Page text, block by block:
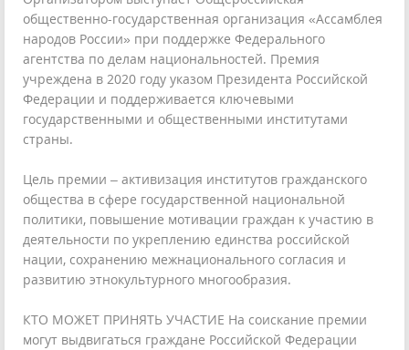
общественно-государственная организация «Ассамблея
народов России» при поддержке Федерального
агентства по делам национальностей. Премия
учреждена в 2020 году указом Президента Российской
Федерации и поддерживается ключевыми
государственными и общественными институтами
страны.
Цель премии – активизация институтов гражданского
общества в сфере государственной национальной
политики, повышение мотивации граждан к участию в
деятельности по укреплению единства российской
нации, сохранению межнационального согласия и
развитию этнокультурного многообразия.
КТО МОЖЕТ ПРИНЯТЬ УЧАСТИЕ На соискание премии
могут выдвигаться граждане Российской Федерации